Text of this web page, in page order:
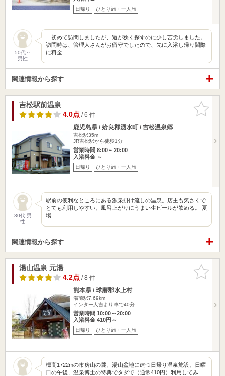
日帰り ひとり旅・一人旅
50代～
男性
初めて訪問しましたが、道が狭く探すのに少し苦労しました。
訪問時は、管理人さんがお留守でしたので、先に入浴し帰り間際
に料金…
関連情報から探す
お気に入
りに追加
吉松駅前温泉
4.0点/ 6 件
鹿児島県 / 姶良郡湧水町 / 吉松温泉郷
吉松駅35m
JR吉松駅から徒歩1分
営業時間 8:00～20:00
入浴料金 ～
日帰り ひとり旅・一人旅
30代 男
性
駅前の便利なところにある源泉掛け流しの温泉。店主も気さくで
とても利用しやすい。風呂上がりにうまい生ビールが飲める。 夏
場…
関連情報から探す
お気に入
りに追加
湯山温泉 元湯
4.2点/ 8 件
熊本県 / 球磨郡水上村
湯前駅7.69km
インター人吉より車で40分
営業時間 10:00～20:00
入浴料金 410円～
日帰り ひとり旅・一人旅
標高1722mの市房山の麓、湯山盆地に建つ日帰り温泉施設。日曜
日の午後、温泉博士の特典でタダで（通常410円）利用してみ…